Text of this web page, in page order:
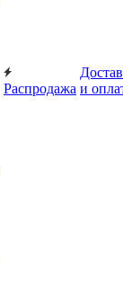
Распродажа и